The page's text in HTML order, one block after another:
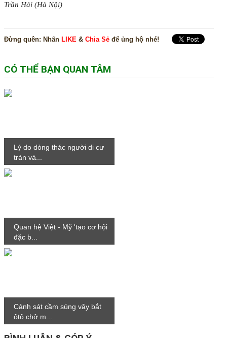
Trần Hải (Hà Nội)
Đừng quên: Nhấn LIKE & Chia Sẻ để ủng hộ nhé!
CÓ THỂ BẠN QUAN TÂM
Lý do dòng thác người di cư
tràn và...
Quan hệ Việt - Mỹ 'tạo cơ hội
đặc b...
Cảnh sát cầm súng vây bắt
ôtô chở m...